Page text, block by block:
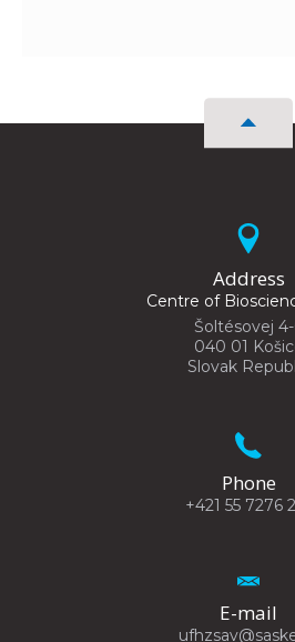
Address
Centre of
Šoltésovej
040 01
Slovak
Phone
+421 55 7276
E-mail